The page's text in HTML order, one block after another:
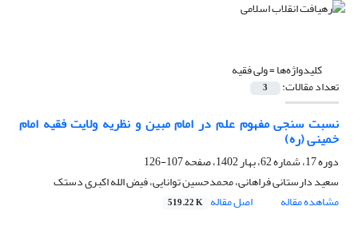
کلیدواژه‌ها =ولی فقیه
تعداد مقالات: 3
نسبت سنجی مفهوم علم در امام مبین و نظریه ولایت فقیه امام
خمینی (ره)
دوره 17، شماره 62، بهار 1402، صفحه
107-126
سعید دارستانی فراهانی، محمدحسین توانایی، فیض الله اکبری دستک
مشاهده مقاله
اصل مقاله 519.22 K